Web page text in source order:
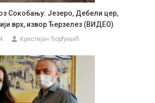
Сокобању: Језеро, Дебели цер,
врх, извор Ђерзелез (ВИДЕО)
Кристијан Ђорђевић